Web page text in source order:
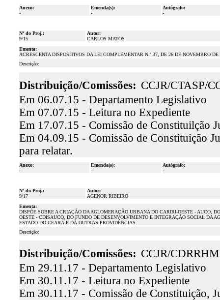
Anexo:
-
Emenda(s):
-
Autógrafo:
-
Nº do Proj.:
9/15
Autor:
CARLOS MATOS
Ementa:
ACRESCENTA DISPOSITIVOS DA LEI COMPLEMENTAR N.º 37, DE 26 DE NOVEMBRO
Descrição:
Distribuição/Comissões: CCJR/CTASP/
Em 06.07.15 - Departamento Legislativo
Em 07.07.15 - Leitura no Expediente
Em 17.07.15 - Comissão de Constituilção
Em 04.09.15 - Comissão de Constituição
para relatar.
Anexo:
-
Emenda(s):
-
Autógrafo:
-
Nº do Proj.:
9/17
Autor:
AGENOR RIBEIRO
Ementa:
DISPÕE SOBRE A CRIAÇÃO DA AGLOMERAÇÃO URBANA DO CARIRI-OESTE - AUCO,
OESTE - CDISAUCO, DO FUNDO DE DESENVOLVIMENTO E INTEGRAÇÃO SOCIAL DA
ESTADO DO CEARÁ E DÁ OUTRAS PROVIDÊNCIAS.
Descrição:
Distribuição/Comissões: CCJR/
Em 29.11.17 - Departamento Legislativo
Em 30.11.17 - Leitura no Expediente
Em 30.11.17 - Comissão de Constituição,